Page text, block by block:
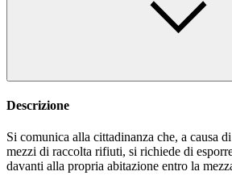
Descrizione
Si comunica alla cittadinanza che, a causa
mezzi di raccolta rifiuti, si richiede di
davanti alla propria abitazione entro la